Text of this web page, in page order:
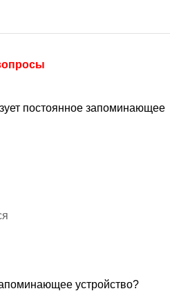
постоянное запоминающее
устройство?